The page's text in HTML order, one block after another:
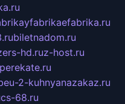
biletnadom.ru
hd.ruz-host.ru
2-kuhnyanazakaz.ru
cs-68.ru